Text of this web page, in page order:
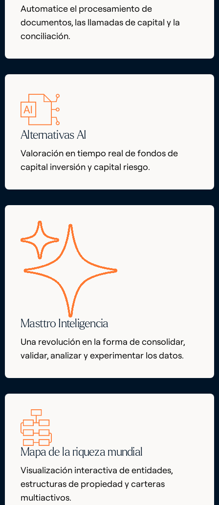
Automatice el procesamiento de
documentos, las llamadas de capital y la
conciliación.
Alternativas AI
Valoración en tiempo real de fondos de
capital inversión y capital riesgo.
Masttro Inteligencia
Una revolución en la forma de consolidar,
validar, analizar y experimentar los datos.
Mapa de la riqueza mundial
Visualización interactiva de entidades,
estructuras de propiedad y carteras
multiactivos.